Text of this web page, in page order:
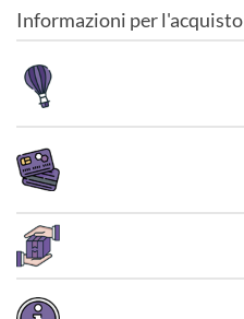
Informazioni per l'acquisto